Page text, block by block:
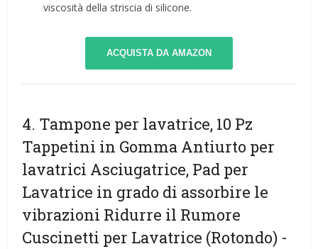
viscosità della striscia di silicone.
ACQUISTA DA AMAZON
4. Tampone per lavatrice, 10 Pz
Tappetini in Gomma Antiurto per
lavatrici Asciugatrice, Pad per
Lavatrice in grado di assorbire le
vibrazioni Ridurre il Rumore
Cuscinetti per Lavatrice (Rotondo) -